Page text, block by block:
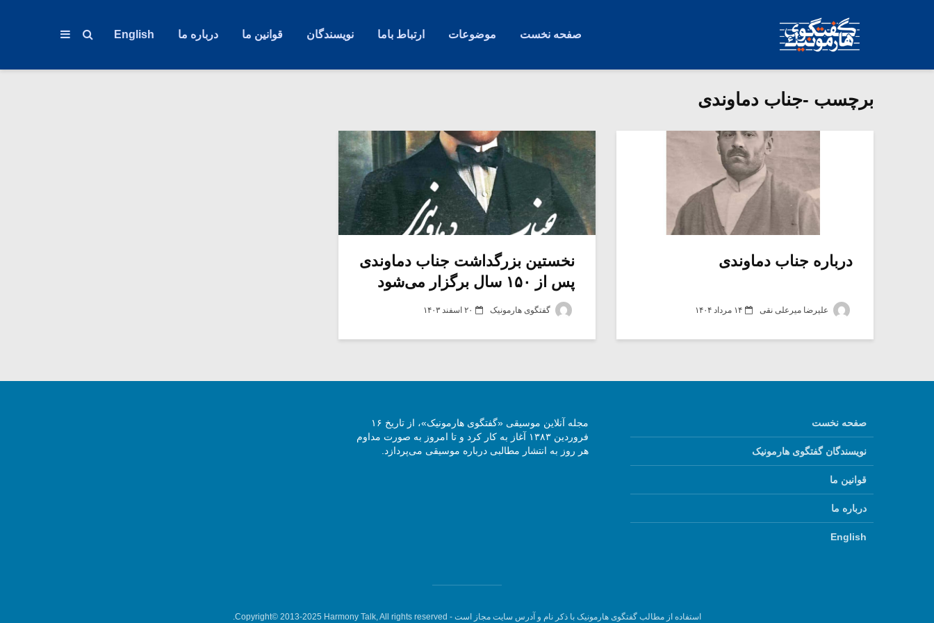
صفحه نخست موضوعات ارتباط باما نویسندگان قوانین ما درباره ما English
برچسب -جناب دماوندی
درباره جناب‌ دماوندی‌
علیرضا میرعلی نقی ۱۴ مرداد ۱۴۰۴
نخستین بزرگداشت جناب دماوندی
پس از ۱۵۰ سال برگزار می‌شود
گفتگوی هارمونیک ۲۰ اسفند ۱۴۰۳
صفحه نخست
نویسندگان گفتگوی هارمونیک
قوانین ما
درباره ما
English
مجله آنلاین موسیقی «گفتگوی هارمونیک»، از تاریخ ۱۶
فروردین ۱۳۸۳ آغاز به کار کرد و تا امروز به صورت مداوم
هر روز به انتشار مطالبی درباره موسیقی می‌پردازد.
استفاده از مطالب گفتگوی هارمونیک با ذکر نام و آدرس سایت مجاز است - Copyright© 2013-2025 Harmony Talk, All rights reserved.